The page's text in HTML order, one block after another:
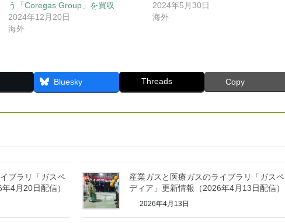
う「Coregas Group」を買収
2024年12月20日
海外
2024年5月30日
海外
Bluesky Threads Copy
ブラリ「ガスペ
4月20日配信）
産業ガスと医療ガスのライブラリ「ガスペ
ディア」更新情報（2026年4月13日配信）
2026年4月13日